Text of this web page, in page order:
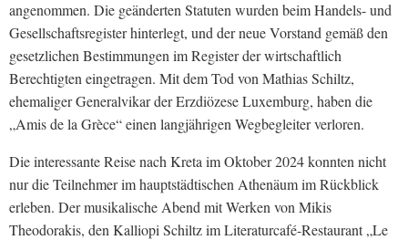
angenommen. Die geänderten Statuten wurden beim Handels- und
Gesellschaftsregister hinterlegt, und der neue Vorstand gemäß den
gesetzlichen Bestimmungen im Register der wirtschaftlich
Berechtigten eingetragen. Mit dem Tod von Mathias Schiltz,
ehemaliger Generalvikar der Erzdiözese Luxemburg, haben die
„Amis de la Grèce“ einen langjährigen Wegbegleiter verloren.
Die interessante Reise nach Kreta im Oktober 2024 konnten nicht
nur die Teilnehmer im hauptstädtischen Athenäum im Rückblick
erleben. Der musikalische Abend mit Werken von Mikis
Theodorakis, den Kalliopi Schiltz im Literaturcafé-Restaurant „Le